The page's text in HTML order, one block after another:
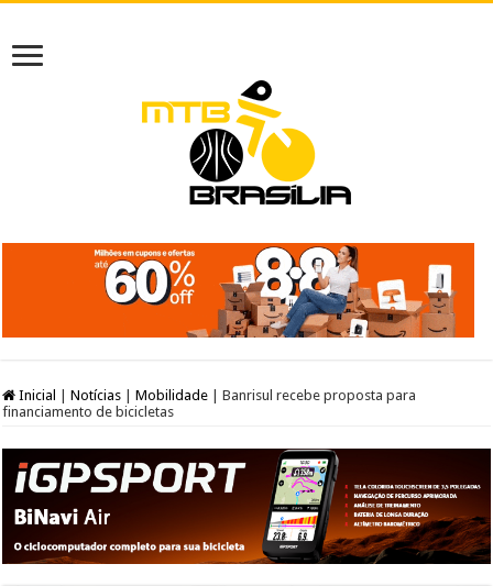
Inicial Notícias Mobilidade
Banrisul recebe proposta para
financiamento de bicicletas